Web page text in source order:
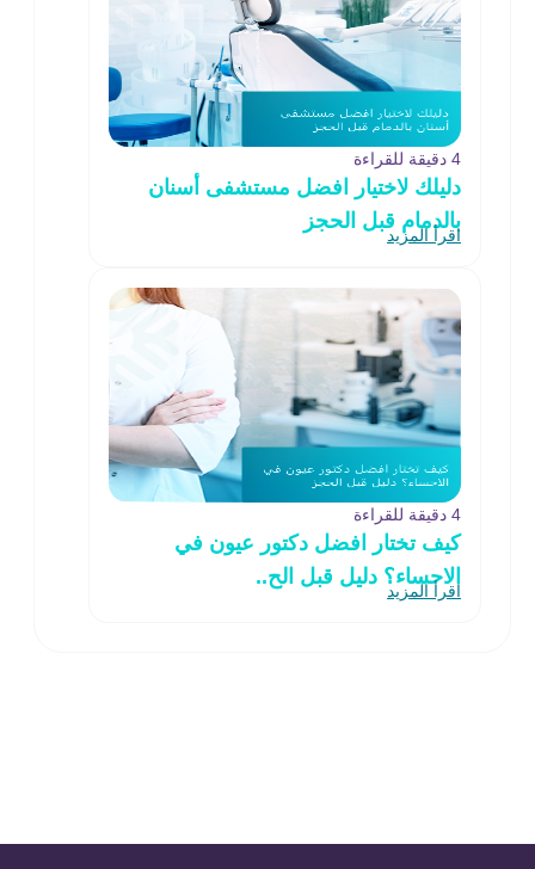
4 دقيقة للقراءة
دليلك لاختيار افضل مستشفى أسنان
بالدمام قبل الحجز
اقرأ المزيد
4 دقيقة للقراءة
كيف تختار افضل دكتور عيون في
الاحساء؟ دليل قبل الح..
اقرأ المزيد